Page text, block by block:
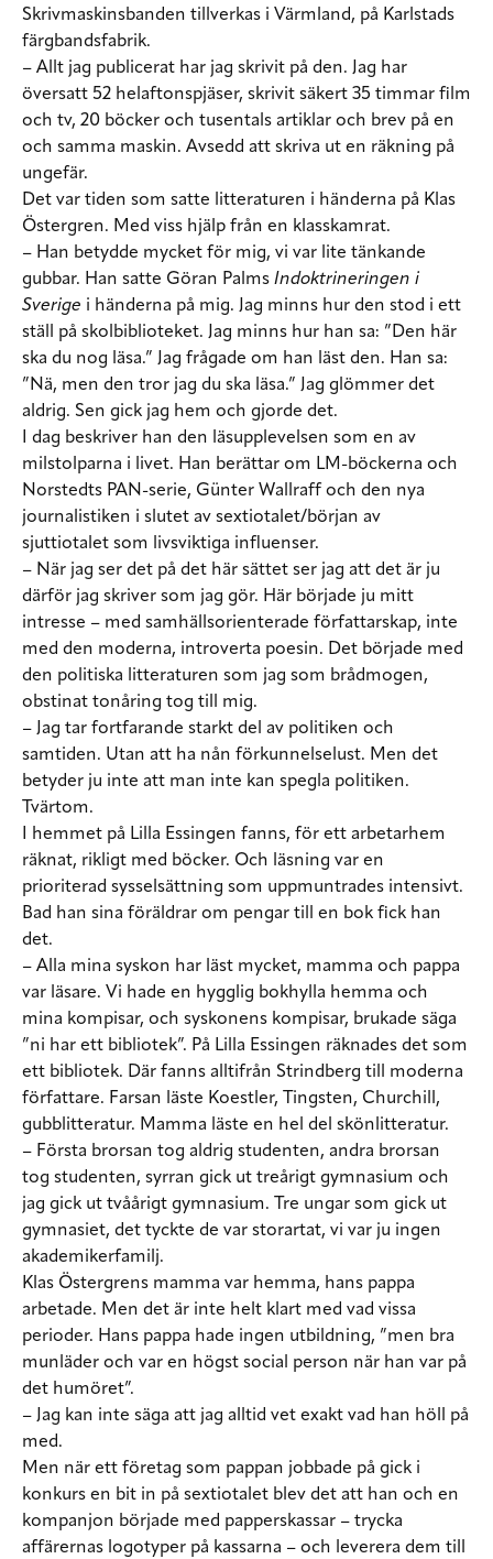
Skrivmaskinsbanden tillverkas i Värmland, på Karlstads
färgbandsfabrik.
– Allt jag publicerat har jag skrivit på den. Jag har
översatt 52 helaftonspjäser, skrivit säkert 35 timmar film
och tv, 20 böcker och tusentals artiklar och brev på en
och samma maskin. Avsedd att skriva ut en räkning på
ungefär.
Det var tiden som satte litteraturen i händerna på Klas
Östergren. Med viss hjälp från en klasskamrat.
– Han betydde mycket för mig, vi var lite tänkande
gubbar. Han satte Göran Palms Indoktrineringen i
Sverige i händerna på mig. Jag minns hur den stod i ett
ställ på skolbiblioteket. Jag minns hur han sa: ”Den här
ska du nog läsa.” Jag frågade om han läst den. Han sa:
”Nä, men den tror jag du ska läsa.” Jag glömmer det
aldrig. Sen gick jag hem och gjorde det.
I dag beskriver han den läsupplevelsen som en av
milstolparna i livet. Han berättar om LM-böckerna och
Norstedts PAN-serie, Günter Wallraff och den nya
journalistiken i slutet av sextiotalet/början av
sjuttiotalet som livsviktiga influenser.
– När jag ser det på det här sättet ser jag att det är ju
därför jag skriver som jag gör. Här började ju mitt
intresse – med samhällsorienterade författarskap, inte
med den moderna, introverta poesin. Det började med
den politiska litteraturen som jag som brådmogen,
obstinat tonåring tog till mig.
– Jag tar fortfarande starkt del av politiken och
samtiden. Utan att ha nån förkunnelselust. Men det
betyder ju inte att man inte kan spegla politiken.
Tvärtom.
I hemmet på Lilla Essingen fanns, för ett arbetarhem
räknat, rikligt med böcker. Och läsning var en
prioriterad sysselsättning som uppmuntrades intensivt.
Bad han sina föräldrar om pengar till en bok fick han
det.
– Alla mina syskon har läst mycket, mamma och pappa
var läsare. Vi hade en hygglig bokhylla hemma och
mina kompisar, och syskonens kompisar, brukade säga
”ni har ett bibliotek”. På Lilla Essingen räknades det som
ett bibliotek. Där fanns alltifrån Strindberg till moderna
författare. Farsan läste Koestler, Tingsten, Churchill,
gubblitteratur. Mamma läste en hel del skönlitteratur.
– Första brorsan tog aldrig studenten, andra brorsan
tog studenten, syrran gick ut treårigt gymnasium och
jag gick ut tvåårigt gymnasium. Tre ungar som gick ut
gymnasiet, det tyckte de var storartat, vi var ju ingen
akademikerfamilj.
Klas Östergrens mamma var hemma, hans pappa
arbetade. Men det är inte helt klart med vad vissa
perioder. Hans pappa hade ingen utbildning, ”men bra
munläder och var en högst social person när han var på
det humöret”.
– Jag kan inte säga att jag alltid vet exakt vad han höll på
med.
Men när ett företag som pappan jobbade på gick i
konkurs en bit in på sextiotalet blev det att han och en
kompanjon började med papperskassar – trycka
affärernas logotyper på kassarna – och leverera dem till